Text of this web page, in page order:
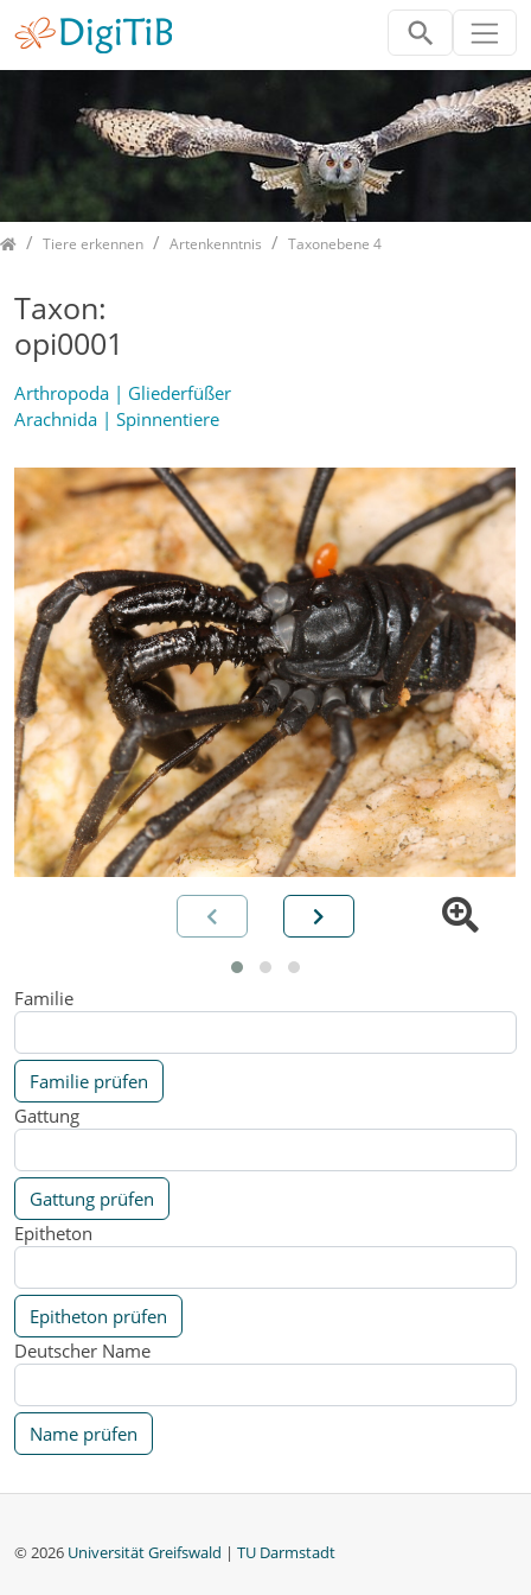
HomeTiere erkennen Artenkenntnis Taxonebene 4
Taxon:
opi0001
Arthropoda | Gliederfüßer
Arachnida | Spinnentiere
Familie
Familie prüfen
Gattung
Gattung prüfen
Epitheton
Epitheton prüfen
Deutscher Name
Name prüfen
© 2026 Universität Greifswald | TU Darmstadt